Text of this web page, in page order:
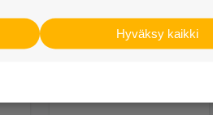
Hyväksy kaikki